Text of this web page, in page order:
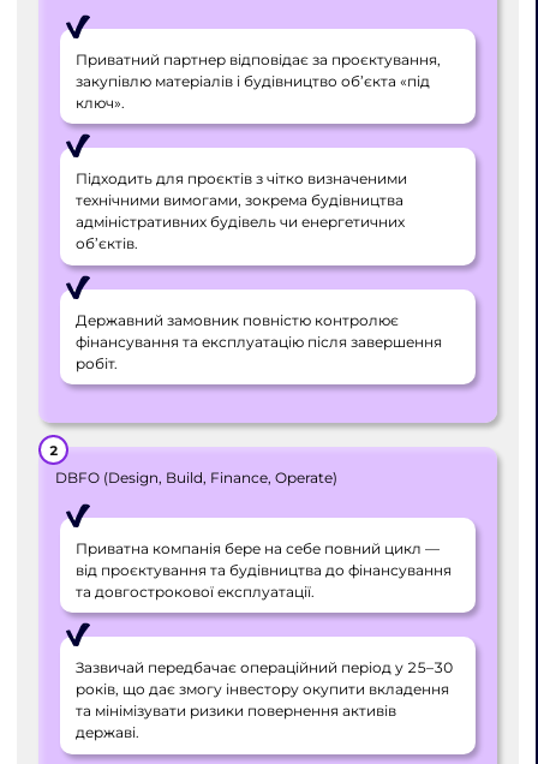
Приватний партнер відповідає за проєктування,
закупівлю матеріалів і будівництво об’єкта «під
ключ».
Підходить для проєктів з чітко визначеними
технічними вимогами, зокрема будівництва
адміністративних будівель чи енергетичних
об’єктів.
Державний замовник повністю контролює
фінансування та експлуатацію після завершення
робіт.
DBFO (Design, Build, Finance, Operate)
Приватна компанія бере на себе повний цикл —
від проєктування та будівництва до фінансування
та довгострокової експлуатації.
Зазвичай передбачає операційний період у 25–30
років, що дає змогу інвестору окупити вкладення
та мінімізувати ризики повернення активів
державі.